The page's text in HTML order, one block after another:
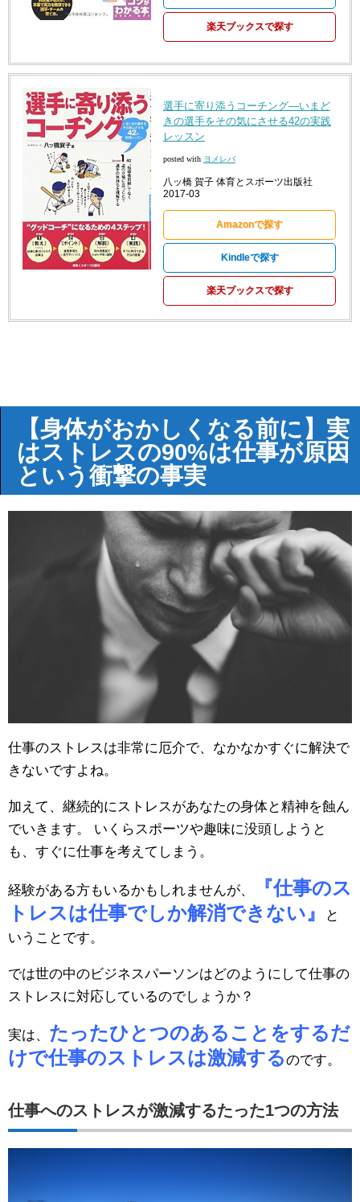
楽天ブックスで探す
選手に寄り添うコーチング―いまど
きの選手をその気にさせる42の実践
レッスン
posted with ヨメレバ
八ッ橋 賀子 体育とスポーツ出版社
2017-03
Amazonで探す
Kindleで探す
楽天ブックスで探す
【身体がおかしくなる前に】実
はストレスの90%は仕事が原因
という衝撃の事実
仕事のストレスは非常に厄介で、なかなかすぐに解決で
きないですよね。
加えて、継続的にストレスがあなたの身体と精神を蝕ん
でいきます。 いくらスポーツや趣味に没頭しようと
も、すぐに仕事を考えてしまう。
経験がある方もいるかもしれませんが、
『仕事のス
トレスは仕事でしか解消できない』
と
いうことです。
では世の中のビジネスパーソンはどのようにして仕事の
ストレスに対応しているのでしょうか？
実は、 たったひとつのあることをするだ
けで仕事のストレスは激減するのです。
仕事へのストレスが激減するたった1つの方法